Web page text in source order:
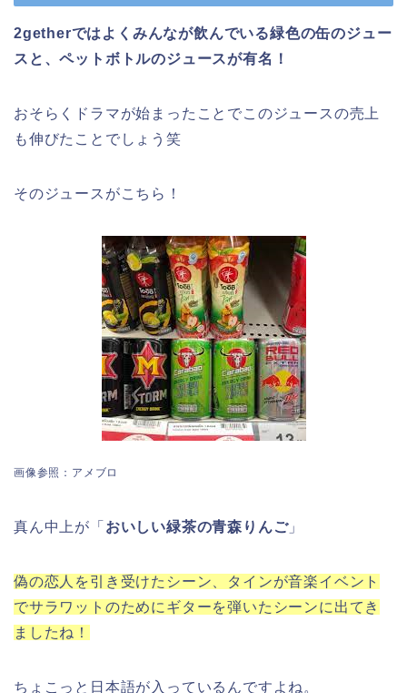
2getherではよくみんなが飲んでいる緑色の缶のジュー
スと、ペットボトルのジュースが有名！
おそらくドラマが始まったことでこのジュースの売上
も伸びたことでしょう笑
そのジュースがこちら！
画像参照：アメブロ
真ん中上が「 おいしい緑茶の青森りんご」
偽の恋人を引き受けたシーン、タインが音楽イベント
でサラワットのためにギターを弾いたシーンに出てき
ましたね！
ちょこっと日本語が入っているんですよね。